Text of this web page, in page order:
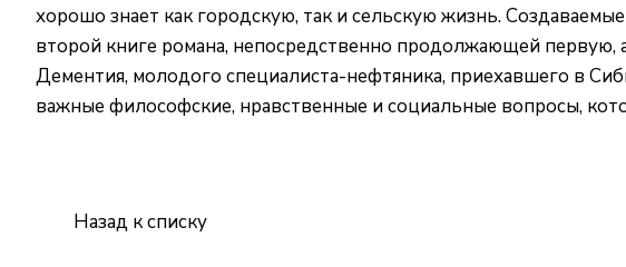
хорошо знает как городскую, так и сельскую жизнь.
второй книге романа, непосредственно продолжающей первую,
Дементия, молодого специалиста-нефтяника, приехавшего в
важные философские, нравственные и социальные вопросы,
Назад к списку